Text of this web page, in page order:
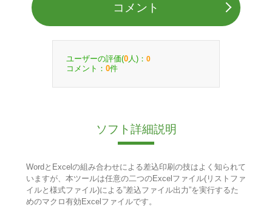
コメント
ユーザーの評価(0 人)： 0
コメント： 0件
ソフト詳細説明
WordとExcelの組み合わせによる差込印刷の技はよく知られて
いますが、本ツールは任意の二つのExcelファイル(リストファ
イルと様式ファイル)による”差込ファイル出力”を実行するた
めのマクロ有効Excelファイルです。